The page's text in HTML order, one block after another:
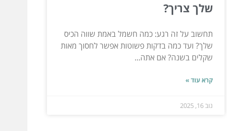
שלך צריך?
תחשוב על זה רגע: כמה חשמל באמת שווה הכיס
שלך? ועד כמה בדקות פשוטות אפשר לחסוך מאות
שקלים בשנה? אם אתה...
קרא עוד »
נוב 16, 2025